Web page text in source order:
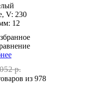
V: 230
12
р.
из 978